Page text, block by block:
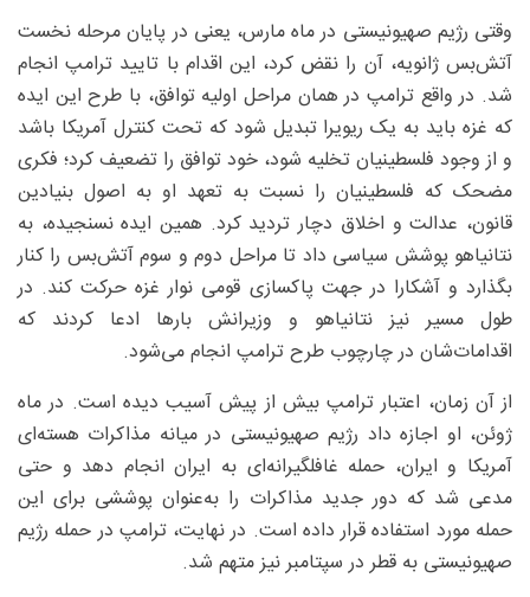
وقتی رژیم صهیونیستی در ماه مارس، یعنی در پایان مرحله نخست
آتش‌بس ژانویه، آن را نقض کرد، این اقدام با تایید ترامپ انجام
شد. در واقع ترامپ در همان مراحل اولیه توافق، با طرح این ایده
که غزه باید به یک ریویرا تبدیل شود که تحت کنترل آمریکا باشد
و از وجود فلسطینیان تخلیه شود، خود توافق را تضعیف کرد؛ فکری
مضحک که فلسطینیان را نسبت به تعهد او به اصول بنیادین
قانون، عدالت و اخلاق دچار تردید کرد. همین ایده نسنجیده، به
نتانیاهو پوشش سیاسی داد تا مراحل دوم و سوم آتش‌بس را کنار
بگذارد و آشکارا در جهت پاکسازی قومی نوار غزه حرکت کند. در
طول مسیر نیز نتانیاهو و وزیرانش بارها ادعا کردند که
اقدامات‌شان در چارچوب طرح ترامپ انجام می‌شود.
از آن زمان، اعتبار ترامپ بیش از پیش آسیب دیده است. در ماه
ژوئن، او اجازه داد رژیم صهیونیستی در میانه مذاکرات هسته‌ای
آمریکا و ایران، حمله غافلگیرانه‌ای به ایران انجام دهد و حتی
مدعی شد که دور جدید مذاکرات را به‌عنوان پوششی برای این
حمله مورد استفاده قرار داده است. در نهایت، ترامپ در حمله رژیم
صهیونیستی به قطر در سپتامبر نیز متهم شد.